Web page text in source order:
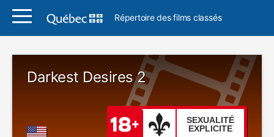
Répertoire des films classés
Darkest Desires 2
SEXUALITÉ
EXPLICITE